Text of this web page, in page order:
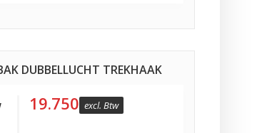
DUBBELLUCHT TREKHAAK
19.750 excl. Btw